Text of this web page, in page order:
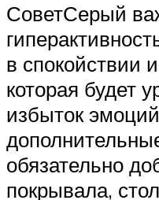
СоветСерый
в спокойствии
которая будет
избыток
обязательно
покрывала,